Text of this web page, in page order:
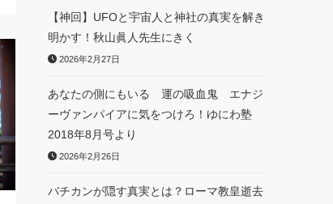
【神回】UFOと宇宙人と神社の真実を解き
明かす！秋山眞人先生にきく
2026年2月27日
あなたの側にもいる 運の吸血鬼 エナジ
ーヴァンパイアに気をつけろ！ゆにわ塾
2018年8月号より
2026年2月26日
バチカンが隠す真実とは？ローマ教皇逝去